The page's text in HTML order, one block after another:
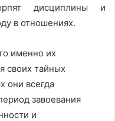
дисциплины и
в отношениях.
именно их
своих тайных
они всегда
завоевания
и